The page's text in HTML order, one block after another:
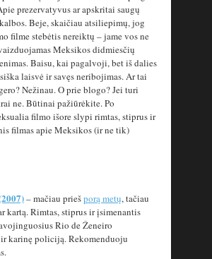
prezervatyvus ar apskritai saugų
Beje, skaičiau atsiliepimų, jog
filme stebėtis nereiktų – jame vos ne
Meksikos didmiesčių
Baisu, kai pagalvoji, bet iš dalies
laisvė ir savęs neribojimas. Ar tai
Nežinau. O prie blogo? Jei turi
ne. Būtinai pažiūrėkite. Po
filmo išore slypi rimtas, stiprus ir
filmas apie Meksikos (ir ne tik)
– mačiau priešporą metų, tačiau
kartą. Rimtas, stiprus ir įsimenantis
Rio de Ženeiro
karinę policiją. Rekomenduoju